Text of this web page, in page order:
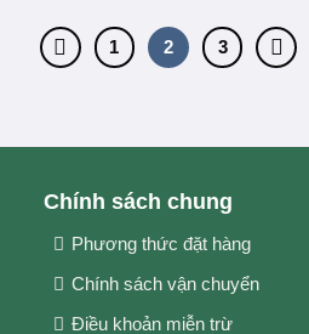
1 2 3
Chính sách chung
Phương thức đặt hàng
Chính sách vận chuyển
Điều khoản miễn trừ